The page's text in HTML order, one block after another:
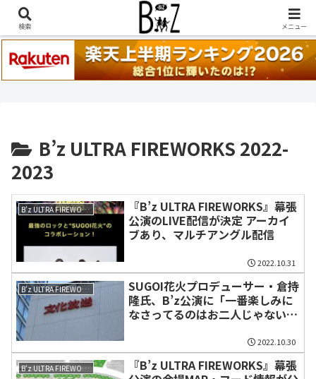
稲葉浩志『en-Zepp』『enⅣ』セトリ一覧はこちら
B’z ULTRA FIREWORKS 2022-
2023
B’z ULTRA FIREWORKS 2022-2023
『B’z ULTRA FIREWORKS』幕張
公演のLIVE配信が決定 アーカイ
ブあり、マルチアングル配信
2022.10.31
B’z ULTRA FIREWORKS 2022-2023
SUGOI花火プロデューサー・倉持
隆氏、B’z公演に「一番楽しみに
なさってるのはお二人じゃないか
2022.10.30
B’z ULTRA FIREWORKS 2022-2023
『B’z ULTRA FIREWORKS』幕張
検索 メニュー